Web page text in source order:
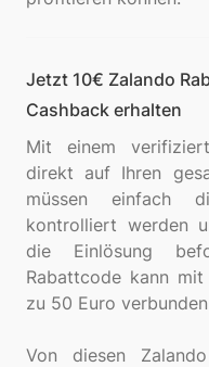
Jetzt 10€ Zalando
Cashback erhalten
Mit einem
direkt auf Ihren
müssen einfach
kontrolliert werden
die Einlösung
Rabattcode kann
zu 50 Euro
Von diesen